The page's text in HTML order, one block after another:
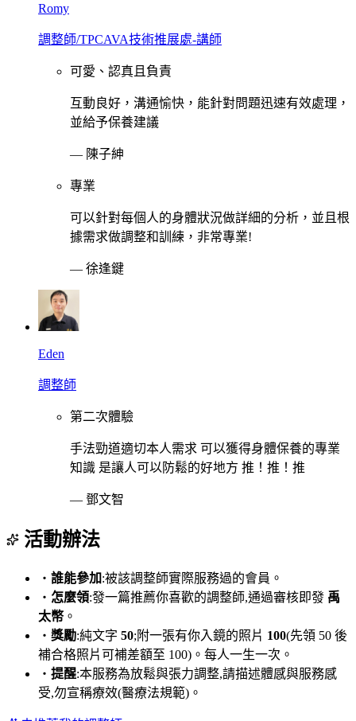
Romy
調整師/TPCAVA技術推展處-講師
可愛、認真且負責
互動良好，溝通愉快，能針對問題迅速有效處理，
並給予保養建議
— 陳子紳
專業
可以針對每個人的身體狀況做詳細的分析，並且根
據需求做調整和訓練，非常專業!
— 徐逢鍵
Eden
調整師
第二次體驗
手法勁道適切本人需求 可以獲得身體保養的專業
知識 是讓人可以防鬆的好地方 推！推！推
— 鄧文智
活動辦法
・ 誰能參加:被該調整師實際服務過的會員。
・ 怎麼領:發一篇推薦你喜歡的調整師,通過審核即發 禹
太幣 。
・ 獎勵:純文字 50;附一張有你入鏡的照片 100(先領 50 後
補合格照片可補差額至 100)。每人一生一次。
・ 提醒:本服務為放鬆與張力調整,請描述體感與服務感
受,勿宣稱療效(醫療法規範)。